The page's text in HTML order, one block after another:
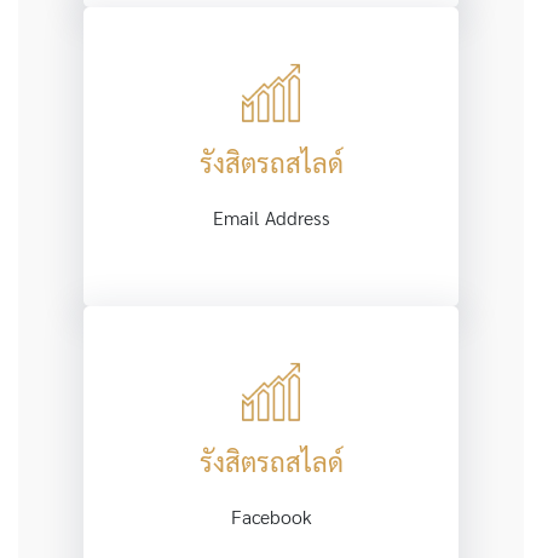
รังสิตรถสไลด์
Email Address
รังสิตรถสไลด์
Facebook